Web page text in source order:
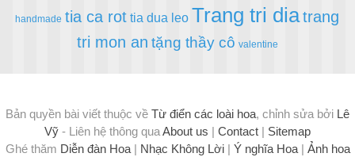
handmade tia ca rot tia dua leo Trang tri diatrang
tri mon an tặng thầy cô valentine
Bản quyền bài viết thuộc về Từ điển các loài hoa, chỉnh sửa bởi Lê
Vỹ - Liên hệ thông quaAbout us | Contact | Sitemap
Ghé thăm Diễn đàn Hoa| Nhạc Không Lời| Ý nghĩa Hoa| Ảnh hoa